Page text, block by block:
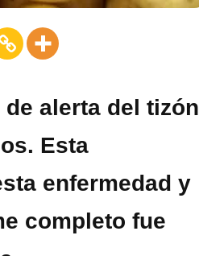
alerta del tizón
Esta
enfermedad y
completo fue